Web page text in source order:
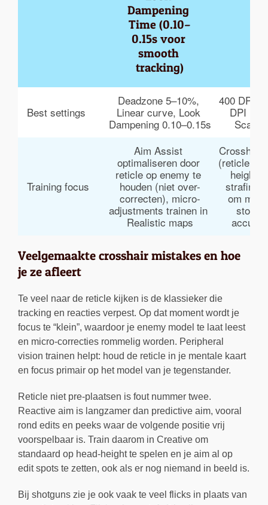
Dampening
Time (0.10–
0.15s voor
smooth
tracking)
Best settings
Deadzone 5–10%,
Linear curve, Look
Dampening 0.10–0.15s
400 DPI
DPI ×
Scale
Training focus
Aim Assist
optimaliseren door
reticle op enemy te
houden (niet over-
correcten), micro-
adjustments trainen in
Realistic maps
Crosshair
(reticle
height),
strafing
om
Veelgemaakte crosshair mistakes en hoe
je ze afleert
Te veel naar de reticle kijken is de klassieker die
tracking en reacties verpest. Op dat moment wordt je
focus te “klein”, waardoor je enemy model te laat leest
en micro-correcties rommelig worden. Peripheral
vision trainen helpt: houd de reticle in je mentale kaart
en focus primair op het model van je tegenstander.
Reticle niet pre-plaatsen is fout nummer twee.
Reactive aim is langzamer dan predictive aim, vooral
rond edits en peeks waar de volgende positie vrij
voorspelbaar is. Train daarom in Creative om
standaard op head-height te spelen en je aim al op
edit spots te zetten, ook als er nog niemand in beeld is.
Bij shotguns zie je ook vaak te veel flicks in plaats van